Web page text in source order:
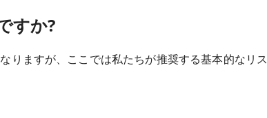
すか?
りますが、ここでは私たちが推奨する基本的なリス